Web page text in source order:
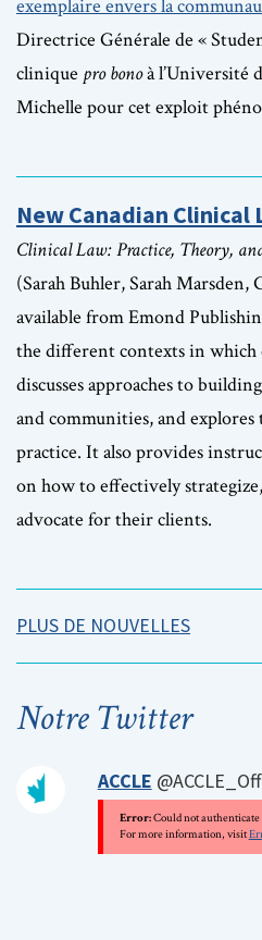
exemplaire envers la
Directrice Générale de «
clinique pro bonoà l’Université
Michelle pour cet exploit
New Canadian Clinical
Clinical Law: Practice, Theory,
(Sarah Buhler, Sarah Marsden,
available from Emond
the different contexts in which
discusses approaches to
and communities, and
practice. It also provides
on how to effectively
advocate for their clients.
PLUS DE NOUVELLES
Notre Twitter
ACCLE
Error:Could not authenticate
For more information, visit